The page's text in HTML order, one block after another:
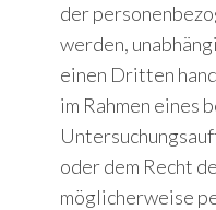
der
werden,
einen Dritten
im Rahmen eines
oder dem Recht
möglicherweise